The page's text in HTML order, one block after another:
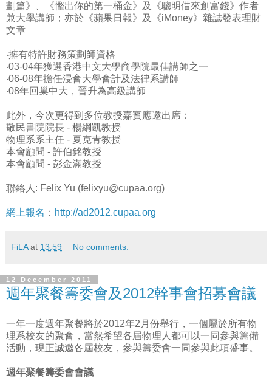
劃篇》、《慳出你的第一桶金》及《聰明借來創富錢》作者
兼大學講師；亦於《蘋果日報》及《iMoney》雜誌發表理財
文章
‧擁有特許財務策劃師資格
‧03-04年獲選香港中文大學商學院最佳講師之一
‧06-08年擔任浸會大學會計及法律系講師
‧08年回巢中大，晉升為高級講師
此外，今次更得到多位教授嘉賓應邀出席：
敬民書院院長 - 楊綱凱教授
物理系系主任 - 夏克青教授
本會顧問 - 許伯銘教授
本會顧問 - 彭金滿教授
聯絡人: Felix Yu (felixyu@cupaa.org)
網上報名 ： http://ad2012.cupaa.org
FiLA at 13:59 No comments:
12 December 2011
週年聚餐籌委會及2012幹事會招募會議
一年一度週年聚餐將於2012年2月份舉行，一個屬於所有物
理系校友的聚會，當然希望各屆物理人都可以一同參與籌備
活動，現正誠邀各屆校友，參與籌委會一同參與此項盛事。
週年聚餐籌委會會議